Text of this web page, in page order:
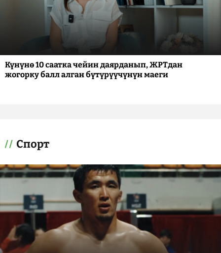
Күнүнө 10 саатка чейин даярданып, ЖРТдан
жогорку балл алган бүтүрүүчүнүн маеги
Спорт